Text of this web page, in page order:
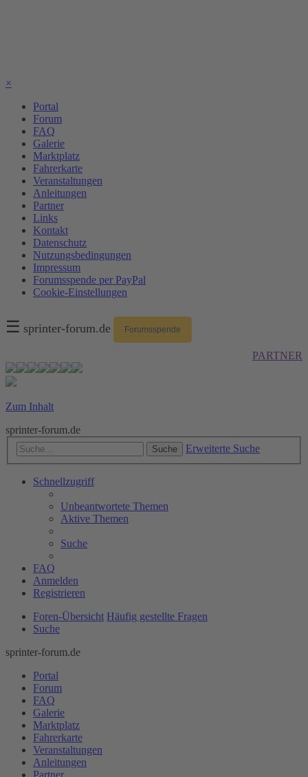
×
Portal
Forum
FAQ
Galerie
Marktplatz
Fahrerkarte
Veranstaltungen
Anleitungen
Partner
Links
Kontakt
Datenschutz
Nutzungsbedingungen
Impressum
Forumsspende per PayPal
Cookie-Einstellungen
☰ sprinter-forum.de Forumsspende
PARTNER
Zum Inhalt
sprinter-forum.de
Suche Erweiterte Suche
Schnellzugriff
Unbeantwortete Themen
Aktive Themen
Suche
FAQ
Anmelden
Registrieren
Foren-Übersicht Häufig gestellte Fragen
Suche
sprinter-forum.de
Portal
Forum
FAQ
Galerie
Marktplatz
Fahrerkarte
Veranstaltungen
Anleitungen
Partner